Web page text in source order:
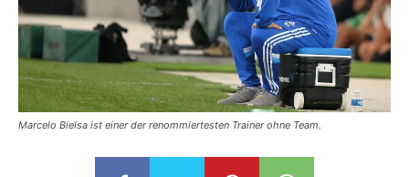
Marcelo Bielsa ist einer der renommiertesten Trainer ohne Team.